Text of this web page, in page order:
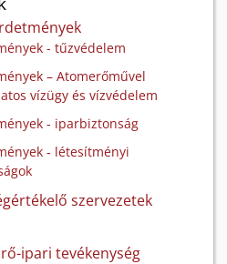
- tűzvédelem
– Atomerőművel
vízügy és vízvédelem
- iparbiztonság
- létesítményi
szervezetek
ipari tevékenység